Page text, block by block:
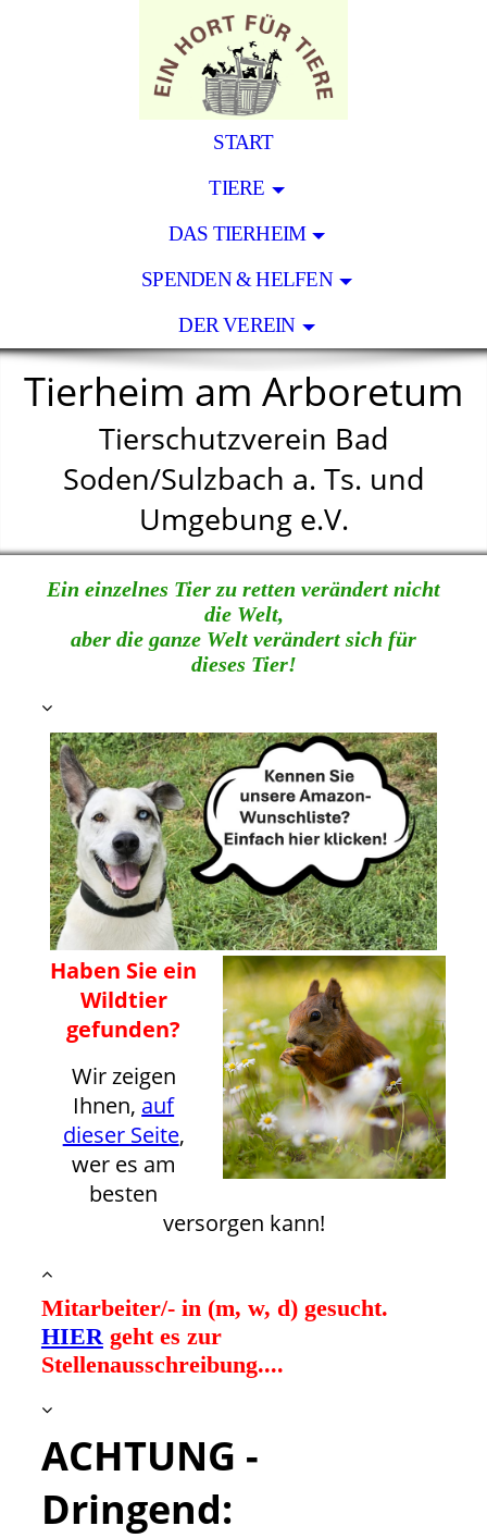
START
TIERE
DAS TIERHEIM
SPENDEN & HELFEN
DER VEREIN
Tierheim am Arboretum
Tierschutzverein Bad
Soden/Sulzbach a. Ts. und
Umgebung e.V.
Ein einzelnes Tier zu retten verändert nicht
die Welt,
aber die ganze Welt verändert sich für
dieses Tier!
Haben Sie ein
Wildtier
gefunden?
Wir zeigen
Ihnen, auf
dieser Seite,
wer es am
besten
versorgen kann!
Mitarbeiter/- in (m, w, d) gesucht.
HIER geht es zur
Stellenausschreibung....
ACHTUNG -
Dringend: